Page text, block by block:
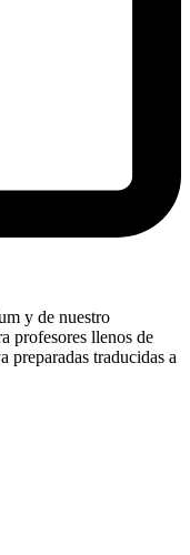
y de nuestro
profesores llenos de
preparadas traducidas a